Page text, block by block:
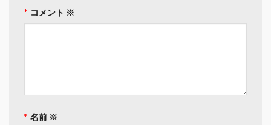
コメント ※
名前 ※